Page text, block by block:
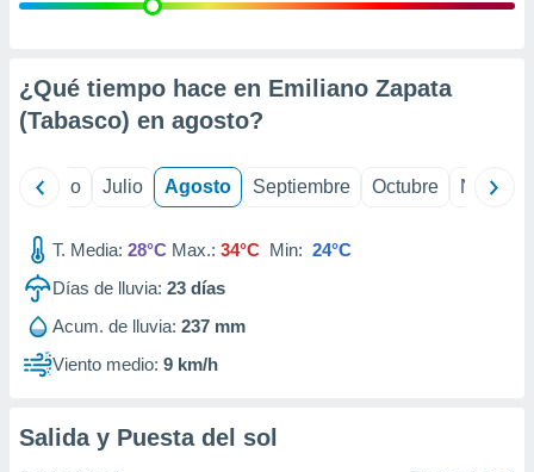
e
mediante
publicidad
de
1199
¿Qué tiempo hace en Emiliano Zapata
(Tabasco) en agosto?
Junio Julio Agosto Septiembre Octubre
T. Media: 28°C Max.: 34°C Min: 24°C
Días de lluvia: 23 días
Acum. de lluvia: 237 mm
Viento medio: 9 km/h
Salida y Puesta del sol